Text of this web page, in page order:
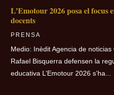
L’Emotour 2026 posa el focus
docents
PRENSA
Medio: Inèdit Agencia de
Rafael Bisquerra defensen la
educativa L’Emotour 2026 s’ha...